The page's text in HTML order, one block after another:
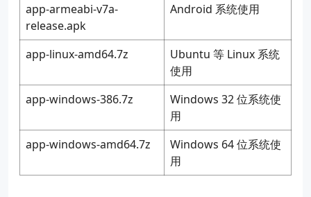
app-armeabi-v7a-
release.apk
Android 系统使用
app-linux-amd64.7z
Ubuntu​ 等 Linux 系统
使用
app-windows-386.7z
Windows 32 位系统使
用
app-windows-amd64.7z
Windows 64 位系统使
用